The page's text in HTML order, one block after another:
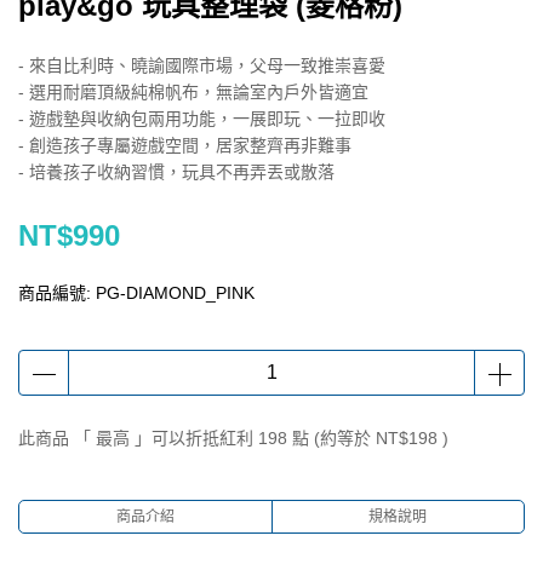
- 來自比利時、曉諭國際市場，父母一致推崇喜愛
- 選用耐磨頂級純棉帆布，無論室內戶外皆適宜
- 遊戲墊與收納包兩用功能，一展即玩、一拉即收
- 創造孩子專屬遊戲空間，居家整齊再非難事
- 培養孩子收納習慣，玩具不再弄丟或散落
NT$990
商品編號: PG-DIAMOND_PINK
此商品 「 最高 」可以折抵紅利 198 點 (約等於 NT$198 )
商品介紹 規格說明